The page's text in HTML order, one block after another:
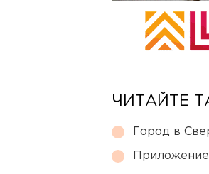
ЧИТАЙТЕ
Город в